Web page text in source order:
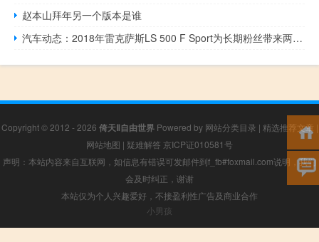
赵本山拜年另一个版本是谁
汽车动态：2018年雷克萨斯LS 500 F Sport为长期粉丝带来两个惊喜
Copyright © 2012 - 2026 倚天Ⅱ自由世界Powered by 网站分类目录 | 精选推荐文章 |
网站地图 | 疑难解答 京ICP证010581号
声明：本站内容来自互联网，如信息有错误可发邮件到f_fb#foxmail.com说明，我们
会及时纠正，谢谢
本站仅为个人兴趣爱好，不接盈利性广告及商业合作
小男孩